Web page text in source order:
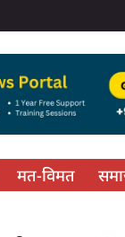
मत-विमत